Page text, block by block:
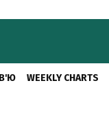
WEEKLY CHARTS